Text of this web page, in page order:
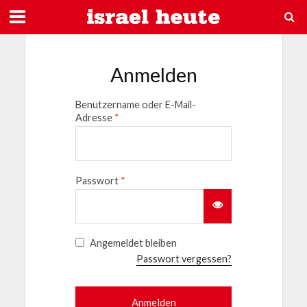
Anmelden
Benutzername oder E-Mail-
Adresse *
Passwort *
Angemeldet bleiben
Passwort vergessen?
Anmelden